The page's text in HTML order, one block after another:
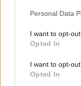
Personal Data
I want to opt-
Opted In
I want to opt-
Opted In